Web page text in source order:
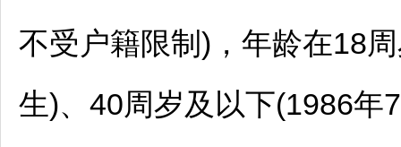
不受户籍限制)，年龄在18
生)、40周岁及以下(1986年